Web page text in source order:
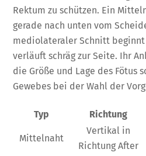
Rektum zu schützen. Ein
gerade nach unten vom
mediolateraler Schnitt beginnt
verläuft schräg zur Seite. Ihr
die Größe und Lage des Fötus
Gewebes bei der Wahl der
Typ Richtung
Mittelnaht
Vertikal in
Richtung After